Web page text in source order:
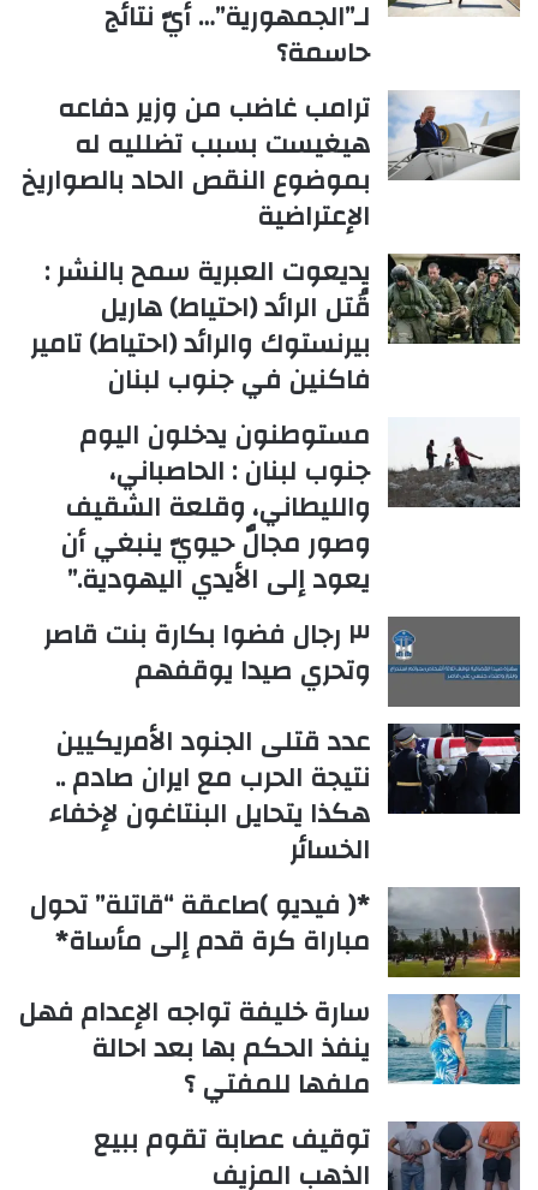
لـ”الجمهورية”… أيّ نتائج
حاسمة؟
ترامب غاضب من وزير دفاعه
هيغيست بسبب تضلليه له
بموضوع النقص الحاد بالصواريخ
الإعتراضية
يديعوت العبرية سمح بالنشر :
قُتل الرائد (احتياط) هاريل
بيرنستوك والرائد (احتياط) تامير
فاكنين في جنوب لبنان
مستوطنون يدخلون اليوم
جنوب لبنان : الحاصباني،
والليطاني، وقلعة الشقيف
وصور مجالٌ حيويّ ينبغي أن
يعود إلى الأيدي اليهودية.”
٣ رجال فضوا بكارة بنت قاصر
وتحري صيدا يوقفهم
عدد قتلى الجنود الأمريكيين
نتيجة الحرب مع ايران صادم ..
هكذا يتحايل البنتاغون لإخفاء
الخسائر
*( فيديو )صاعقة “قاتلة” تحول
مباراة كرة قدم إلى مأساة*
سارة خليفة تواجه الإعدام فهل
ينفذ الحكم بها بعد احالة
ملفها للمفتي ؟
توقيف عصابة تقوم ببيع
الذهب المزيف